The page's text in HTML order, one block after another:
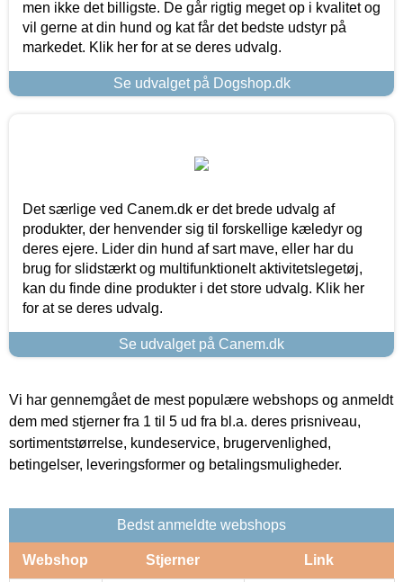
men ikke det billigste. De går rigtig meget op i kvalitet og
vil gerne at din hund og kat får det bedste udstyr på
markedet. Klik her for at se deres udvalg.
Se udvalget på Dogshop.dk
Det særlige ved Canem.dk er det brede udvalg af
produkter, der henvender sig til forskellige kæledyr og
deres ejere. Lider din hund af sart mave, eller har du
brug for slidstærkt og multifunktionelt aktivitetslegetøj,
kan du finde dine produkter i det store udvalg. Klik her
for at se deres udvalg.
Se udvalget på Canem.dk
Vi har gennemgået de mest populære webshops og anmeldt
dem med stjerner fra 1 til 5 ud fra bl.a. deres prisniveau,
sortimentstørrelse, kundeservice, brugervenlighed,
betingelser, leveringsformer og betalingsmuligheder.
Bedst anmeldte webshops
Webshop Stjerner Link